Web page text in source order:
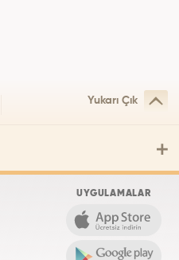
Yukarı Çık
UYGULAMALAR